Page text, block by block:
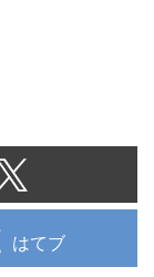
。また髭男爵
はてブ